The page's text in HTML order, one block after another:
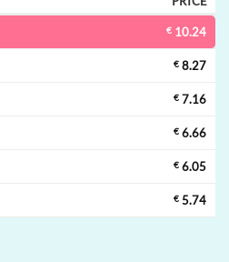
€ 10.24
€ 8.27
€ 7.16
€ 6.66
€ 6.05
€ 5.74
Vape jetable | 60000 bouffées, 3